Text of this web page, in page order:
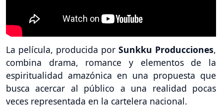
La película, producida por Sunkku Producciones,
combina drama, romance y elementos de la
espiritualidad amazónica en una propuesta que
busca acercar al público a una realidad pocas
veces representada en la cartelera nacional.